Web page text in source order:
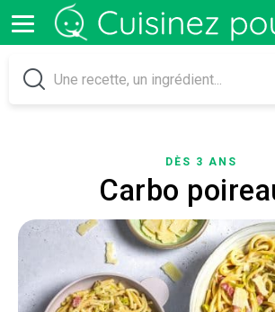
DÈS 3 ANS
Carbo